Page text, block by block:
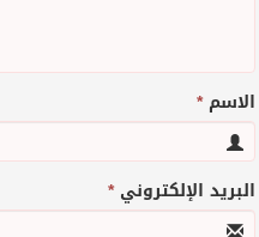
الاسم*
البريد الإلكتروني*